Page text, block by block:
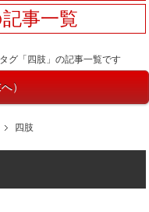
記事一覧
グ「四肢」の記事一覧です
）
四肢